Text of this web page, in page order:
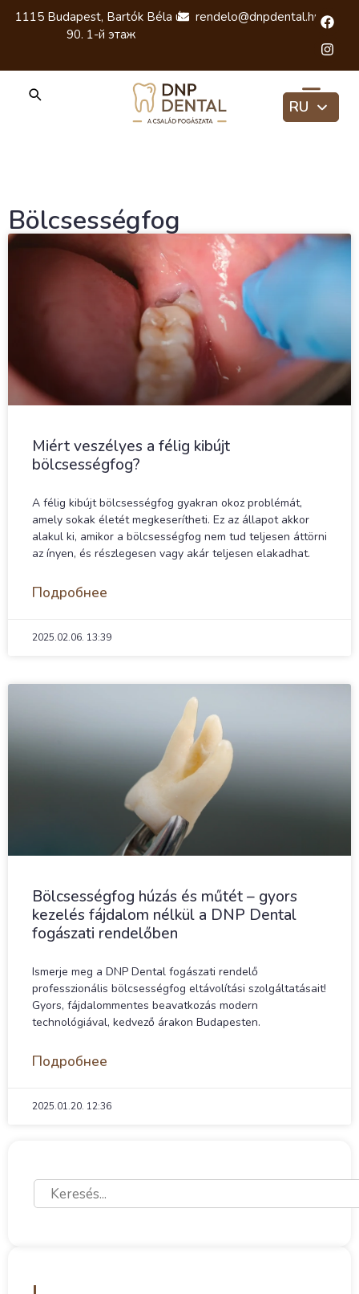
1115 Budapest, Bartók Béla út
90. 1-й этаж
rendelo@dnpdental.hu
RU
Bölcsességfog
Miért veszélyes a félig kibújt
bölcsességfog?
A félig kibújt bölcsességfog gyakran okoz problémát,
amely sokak életét megkeserítheti. Ez az állapot akkor
alakul ki, amikor a bölcsességfog nem tud teljesen áttörni
az ínyen, és részlegesen vagy akár teljesen elakadhat.
Подробнее
2025.02.06. 13:39
Bölcsességfog húzás és műtét – gyors
kezelés fájdalom nélkül a DNP Dental
fogászati rendelőben
Ismerje meg a DNP Dental fogászati rendelő
professzionális bölcsességfog eltávolítási szolgáltatásait!
Gyors, fájdalommentes beavatkozás modern
technológiával, kedvező árakon Budapesten.
Подробнее
2025.01.20. 12:36